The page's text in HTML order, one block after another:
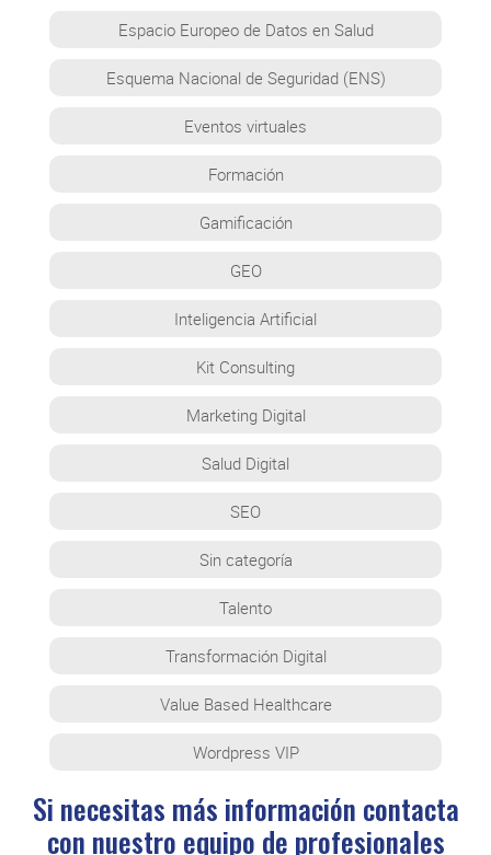
Espacio Europeo de Datos en Salud
Esquema Nacional de Seguridad (ENS)
Eventos virtuales
Formación
Gamificación
GEO
Inteligencia Artificial
Kit Consulting
Marketing Digital
Salud Digital
SEO
Sin categoría
Talento
Transformación Digital
Value Based Healthcare
Wordpress VIP
Si necesitas más información contacta
con nuestro equipo de profesionales